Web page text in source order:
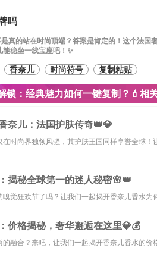
吗
真的站在时尚顶端？答案是肯定的！这个法国
稳坐一线宝座吧！✨
香奈儿 时尚符号 复制粘贴
锁：经典魅力如何一键复制？💄相
奈儿：法国护肤传奇👑💎
在时尚界独领风骚，其护肤王国同样享誉全球
揭秘全球第一的迷人秘密🌸👑
嗅觉狂欢节了吗？让我们一起揭开香奈儿香水
价格揭秘，奢华邂逅在这里💎💰
的融合？来吧，让我们一起揭开香奈儿香水的